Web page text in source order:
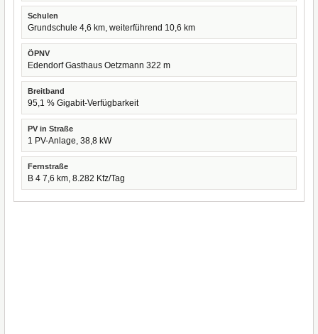
Schulen
Grundschule 4,6 km, weiterführend 10,6 km
ÖPNV
Edendorf Gasthaus Oetzmann 322 m
Breitband
95,1 % Gigabit-Verfügbarkeit
PV in Straße
1 PV-Anlage, 38,8 kW
Fernstraße
B 4 7,6 km, 8.282 Kfz/Tag